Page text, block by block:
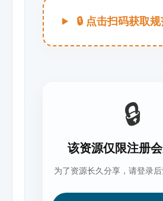
🔒 点击扫码获取
🔒
该资源仅限注册
为了资源长久分享，请登录